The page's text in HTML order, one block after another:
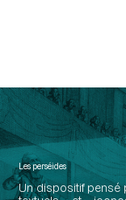
Les perséides
Un dispositif pensé